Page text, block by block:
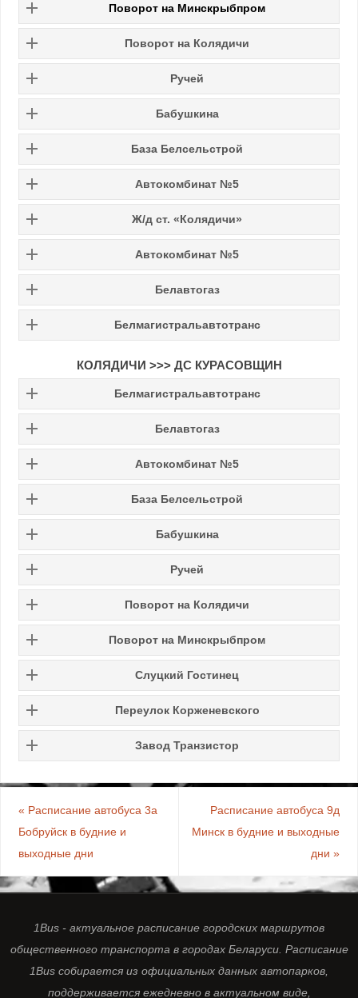
Поворот на Минскрыбпром
Поворот на Колядичи
Ручей
Бабушкина
База Белсельстрой
Автокомбинат №5
Ж/д ст. «Колядичи»
Автокомбинат №5
Белавтогаз
Белмагистральавтотранс
КОЛЯДИЧИ >>> ДС КУРАСОВЩИН
Белмагистральавтотранс
Белавтогаз
Автокомбинат №5
База Белсельстрой
Бабушкина
Ручей
Поворот на Колядичи
Поворот на Минскрыбпром
Слуцкий Гостинец
Переулок Корженевского
Завод Транзистор
« Расписание автобуса 3а
Бобруйск в будние и
выходные дни
Расписание автобуса 9д
Минск в будние и выходные
дни»
1Bus - актуальное расписание городских маршрутов
общественного транспорта в городах Беларуси. Расписание
1Bus собирается из официальных данных автопарков,
поддерживается ежедневно в актуальном виде,